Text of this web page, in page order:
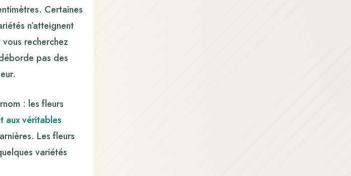
Certaines
n’atteignent
recherchez
pas des
: les fleurs
aux véritables
Les fleurs
variétés